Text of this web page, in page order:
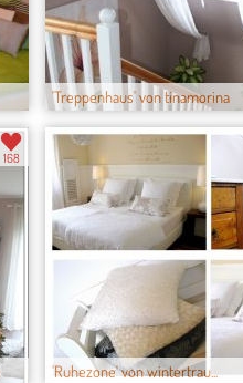
'Treppenhaus' von tinamorina
168
'Ruhezone' von wintertrau...